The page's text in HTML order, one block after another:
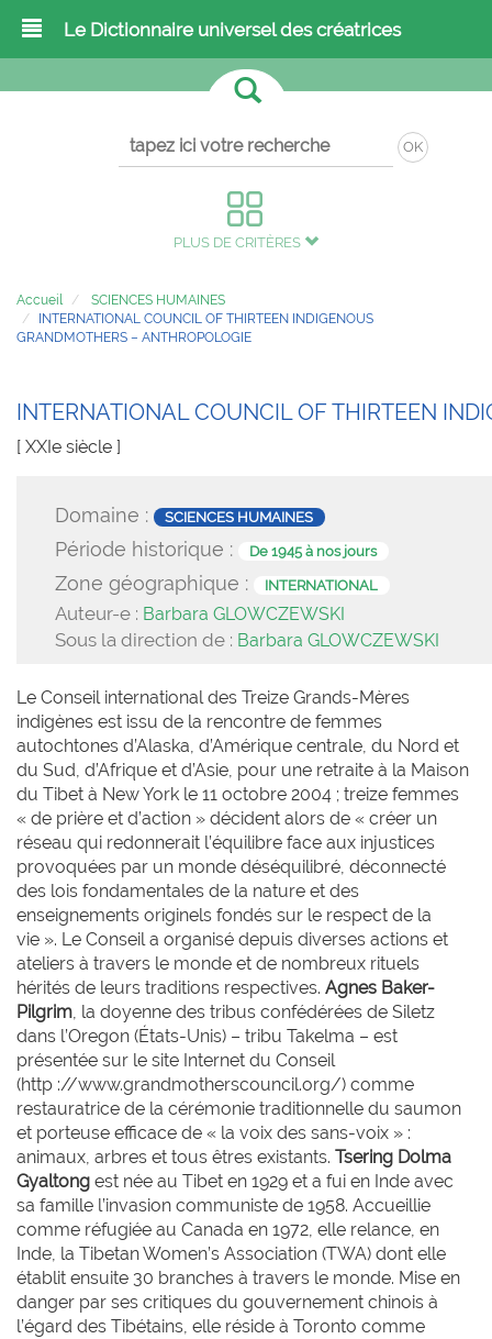
Le Dictionnaire universel des créatrices
OK
PLUS DE CRITÈRES
Accueil
SCIENCES HUMAINES
INTERNATIONAL COUNCIL OF THIRTEEN INDIGENOUS
GRANDMOTHERS – ANTHROPOLOGIE
INTERNATIONAL COUNCIL OF THIRTEEN
[ XXIe siècle ]
Domaine : SCIENCES HUMAINES
Période historique : De 1945 à nos jours
Zone géographique : INTERNATIONAL
Auteur-e : Barbara GLOWCZEWSKI
Sous la direction de : Barbara GLOWCZEWSKI
Le Conseil international des Treize Grands-Mères
indigènes est issu de la rencontre de femmes
autochtones d’Alaska, d’Amérique centrale, du Nord et
du Sud, d’Afrique et d’Asie, pour une retraite à la Maison
du Tibet à New York le 11 octobre 2004 ; treize femmes
« de prière et d’action » décident alors de « créer un
réseau qui redonnerait l’équilibre face aux injustices
provoquées par un monde déséquilibré, déconnecté
des lois fondamentales de la nature et des
enseignements originels fondés sur le respect de la
vie ». Le Conseil a organisé depuis diverses actions et
ateliers à travers le monde et de nombreux rituels
hérités de leurs traditions respectives. Agnes Baker-
Pilgrim, la doyenne des tribus confédérées de Siletz
dans l’Oregon (États-Unis) – tribu Takelma – est
présentée sur le site Internet du Conseil
(http ://www.grandmotherscouncil.org/) comme
restauratrice de la cérémonie traditionnelle du saumon
et porteuse efficace de « la voix des sans-voix » :
animaux, arbres et tous êtres existants. Tsering Dolma
Gyaltong est née au Tibet en 1929 et a fui en Inde avec
sa famille l’invasion communiste de 1958. Accueillie
comme réfugiée au Canada en 1972, elle relance, en
Inde, la Tibetan Women’s Association (TWA) dont elle
établit ensuite 30 branches à travers le monde. Mise en
danger par ses critiques du gouvernement chinois à
l’égard des Tibétains, elle réside à Toronto comme